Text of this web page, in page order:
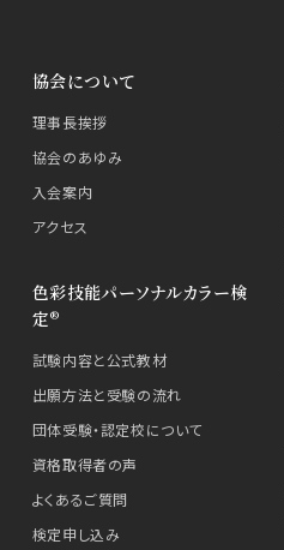
協会について
理事長挨拶
協会のあゆみ
入会案内
アクセス
色彩技能パーソナルカラー検
定®
試験内容と公式教材
出願方法と受験の流れ
団体受験・認定校について
資格取得者の声
よくあるご質問
検定申し込み